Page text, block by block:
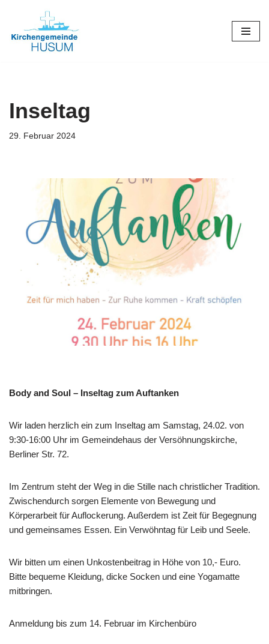
Zum
Inseltag
29. Februar 2024
Body and Soul – Inseltag zum Auftanken
Wir laden herzlich ein zum Inseltag am Samstag, 24.02. von
9:30-16:00 Uhr im Gemeindehaus der Versöhnungskirche,
Berliner Str. 72.
Im Zentrum steht der Weg in die Stille nach christlicher Tradition.
Zwischendurch sorgen Elemente von Bewegung und
Körperarbeit für Auflockerung. Außerdem ist Zeit für Begegnung
und gemeinsames Essen. Ein Verwöhntag für Leib und Seele.
Wir bitten um einen Unkostenbeitrag in Höhe von 10,- Euro.
Bitte bequeme Kleidung, dicke Socken und eine Yogamatte
mitbringen.
Anmeldung bis zum 14. Februar im Kirchenbüro